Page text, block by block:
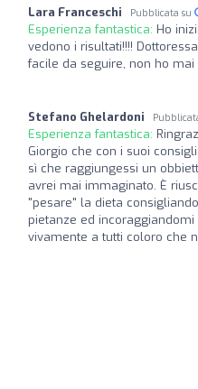
Lara Franceschi Pubblicata su
Esperienza fantastica: Ho
vedono i risultati!!!!
facile da seguire, non ho mai
Stefano Ghelardoni
Esperienza fantastica:
Giorgio che con i suoi
sì che raggiungessi un
avrei mai immaginato. È
"pesare" la dieta
pietanze ed
vivamente a tutti coloro che